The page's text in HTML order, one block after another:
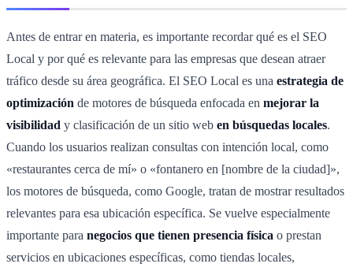
Antes de entrar en materia, es importante recordar qué es el SEO
Local y por qué es relevante para las empresas que desean atraer
tráfico desde su área geográfica. El SEO Local es una estrategia de
optimización de motores de búsqueda enfocada en mejorar la
visibilidad y clasificación de un sitio web en búsquedas locales.
Cuando los usuarios realizan consultas con intención local, como
«restaurantes cerca de mí» o «fontanero en [nombre de la ciudad]»,
los motores de búsqueda, como Google, tratan de mostrar resultados
relevantes para esa ubicación específica. Se vuelve especialmente
importante para negocios que tienen presencia física o prestan
servicios en ubicaciones específicas, como tiendas locales,